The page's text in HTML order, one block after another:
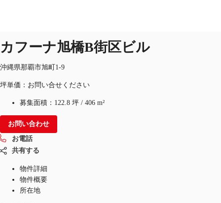
オフィス・事務所
倉庫・物流センター
記事
仲介会社様はこちらへ
お気に入り
JP
カフーナ旭橋B街区ビル
沖縄県那覇市旭町1-9
坪単価：お問い合せください
募集面積： 122.8 坪 / 406 m²
お問い合わせ
お電話
共有する
物件詳細
物件概要
所在地